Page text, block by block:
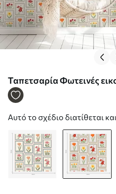
Ταπετσαρία Φωτεινές εικονογραφήσεις
λουλουδιών σε κορνίζα Nr.
Αυτό το σχέδιο διατίθεται